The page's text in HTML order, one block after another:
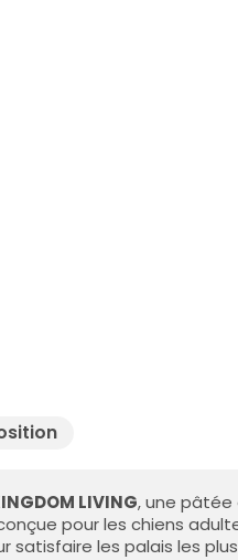
LIVING, une pâtée
pour les chiens
satisfaire les palais les